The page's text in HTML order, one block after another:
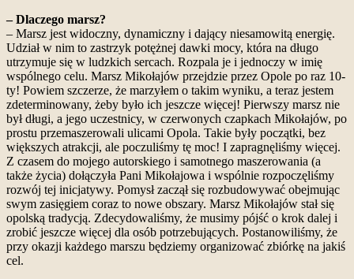
– Dlaczego marsz?
– Marsz jest widoczny, dynamiczny i dający niesamowitą energię.
Udział w nim to zastrzyk potężnej dawki mocy, która na długo
utrzymuje się w ludzkich sercach. Rozpala je i jednoczy w imię
wspólnego celu. Marsz Mikołajów przejdzie przez Opole po raz 10-
ty! Powiem szczerze, że marzyłem o takim wyniku, a teraz jestem
zdeterminowany, żeby było ich jeszcze więcej! Pierwszy marsz nie
był długi, a jego uczestnicy, w czerwonych czapkach Mikołajów, po
prostu przemaszerowali ulicami Opola. Takie były początki, bez
większych atrakcji, ale poczuliśmy tę moc! I zapragnęliśmy więcej.
Z czasem do mojego autorskiego i samotnego maszerowania (a
także życia) dołączyła Pani Mikołajowa i wspólnie rozpoczęliśmy
rozwój tej inicjatywy. Pomysł zaczął się rozbudowywać obejmując
swym zasięgiem coraz to nowe obszary. Marsz Mikołajów stał się
opolską tradycją. Zdecydowaliśmy, że musimy pójść o krok dalej i
zrobić jeszcze więcej dla osób potrzebujących. Postanowiliśmy, że
przy okazji każdego marszu będziemy organizować zbiórkę na jakiś
cel.